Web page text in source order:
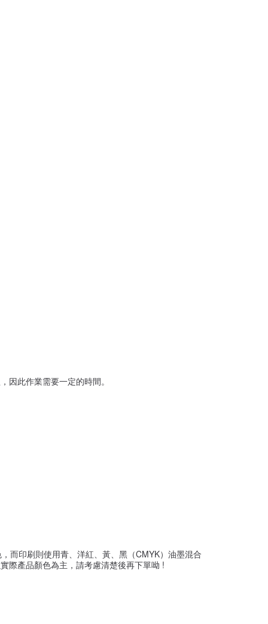
因此作業需要一定的時間。
而印刷則使用青、洋紅、黃、黑（CMYK）油墨混合
際產品顏色為主，請考慮清楚後再下單呦 !